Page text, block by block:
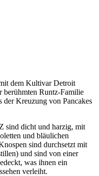
dem Kultivar Detroit
berühmten Runtz-Familie
der Kreuzung von Pancakes
dicht und harzig, mit
und bläulichen
sind durchsetzt mit
und sind von einer
was ihnen ein
verleiht.